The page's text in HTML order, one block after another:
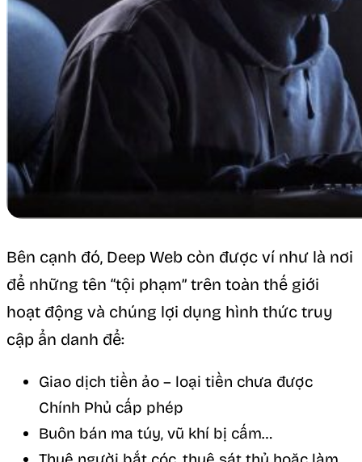
Bên cạnh đó, Deep Web còn được ví như là nơi
để những tên “tội phạm” trên toàn thế giới
hoạt động và chúng lợi dụng hình thức truy
cập ẩn danh để:
Giao dịch tiền ảo – loại tiền chưa được
Chính Phủ cấp phép
Buôn bán ma túy, vũ khí bị cấm…